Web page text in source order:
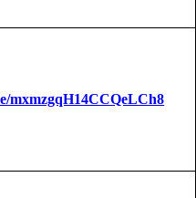
mxmzgqH14CCQeLCh8